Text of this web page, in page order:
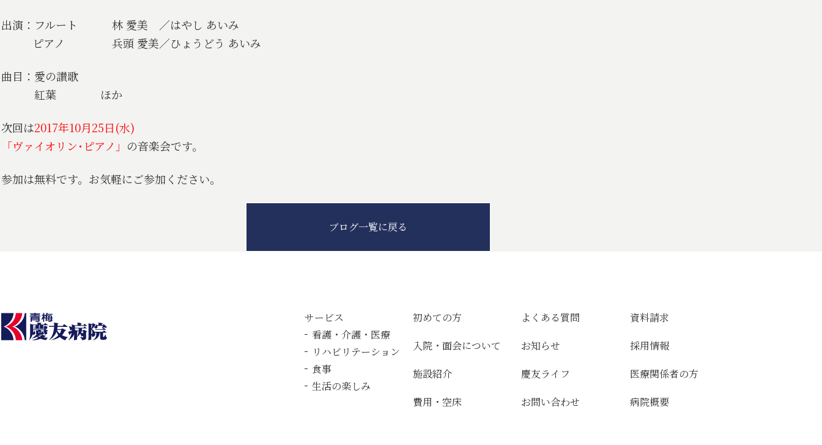
出演：フルート 林 愛美 ／はやし あいみ
ピアノ 兵頭 愛美／ひょうどう あいみ
曲目：愛の讃歌
紅葉 ほか
次回は2017年10月25日(水)
「ヴァイオリン･ピアノ」 の音楽会です。
参加は無料です。お気軽にご参加ください。
ブログ一覧に戻る
サービス
看護・介護・医療
リハビリテーション
食事
生活の楽しみ
初めての方
入院・面会について
施設紹介
費用・空床
よくある質問
お知らせ
慶友ライフ
お問い合わせ
資料請求
採用情報
医療関係者の方
病院概要